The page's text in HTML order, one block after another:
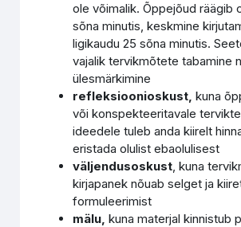
ole võimalik. Õppejõud räägib
sõna minutis, keskmine
ligikaudu 25 sõna minutis.
vajalik tervikmõtete tabamine
ülesmärkimine
refleksioonioskust,kuna
või konspekteeritavale
ideedele tuleb anda kiirelt
eristada olulist ebaolulisest
väljendusoskust, kuna
kirjapanek nõuab selget ja
formuleerimist
mälu,kuna materjal kinnistub